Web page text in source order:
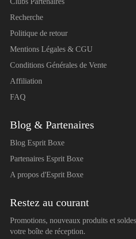
Recherche
Politique de retour
Mentions Légales & CGU
Conditions Générales de Vente
Affiliation
FAQ
Blog & Partenaires
Blog Esprit Boxe
Partenaires Esprit Boxe
A propos d'Esprit Boxe
Restez au courant
Promotions, nouveaux produits et
votre boîte de réception.